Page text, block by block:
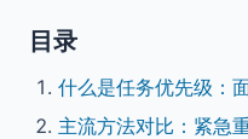
目录
什么是任务优先级：
主流方法对比：紧急